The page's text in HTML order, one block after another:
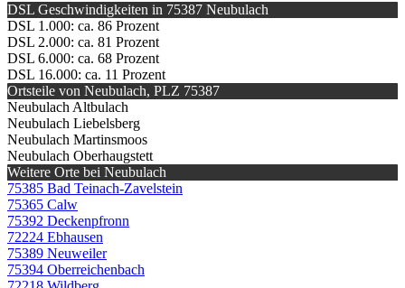
DSL Geschwindigkeiten in 75387 Neubulach
DSL 1.000: ca. 86 Prozent
DSL 2.000: ca. 81 Prozent
DSL 6.000: ca. 68 Prozent
DSL 16.000: ca. 11 Prozent
Ortsteile von Neubulach, PLZ 75387
Neubulach Altbulach
Neubulach Liebelsberg
Neubulach Martinsmoos
Neubulach Oberhaugstett
Weitere Orte bei Neubulach
75385 Bad Teinach-Zavelstein
75365 Calw
75392 Deckenpfronn
72224 Ebhausen
75389 Neuweiler
75394 Oberreichenbach